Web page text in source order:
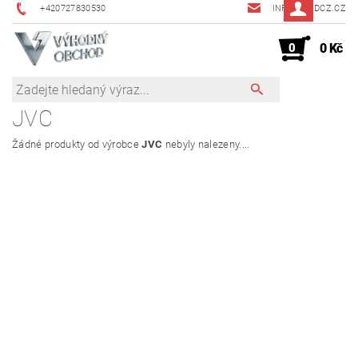
+420727830530 INFO@JMDCZ.CZ
0 0 Kč
JVC
Žádné produkty od výrobceJVC nebyly nalezeny....